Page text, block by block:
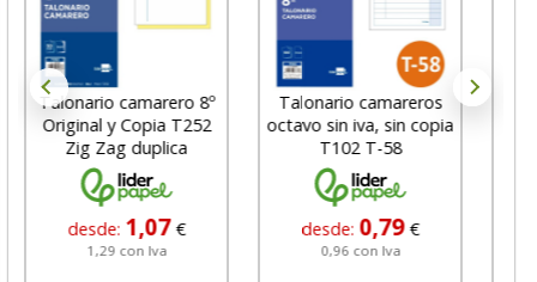
Talonario camarero 8º
Original y Copia T252
Zig Zag duplica
desde: 1,07 €
1,29 con Iva
Talonario camareros
octavo sin iva, sin copia
T102 T-58
desde: 0,79 €
0,96 con Iva